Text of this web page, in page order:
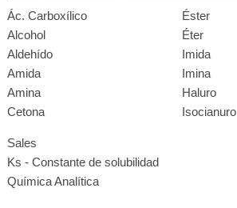
Ác. Carboxílico
Éster
Alcohol
Éter
Aldehído
Imida
Amida
Imina
Amina
Haluro
Cetona
Isocianuro
Sales
Ks - Constante de solubilidad
Química Analítica